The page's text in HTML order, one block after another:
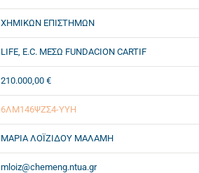
ΧΗΜΙΚΩΝ ΕΠΙΣΤΗΜΩΝ
LIFE, E.C. ΜΕΣΩ FUNDACION CARTIF
210.000,00 €
6ΛΜ146ΨΖΣ4-ΥΥΗ
ΜΑΡΙΑ ΛΟΪΖΙΔΟΥ ΜΑΛΑΜΗ
mloiz@chemeng.ntua.gr